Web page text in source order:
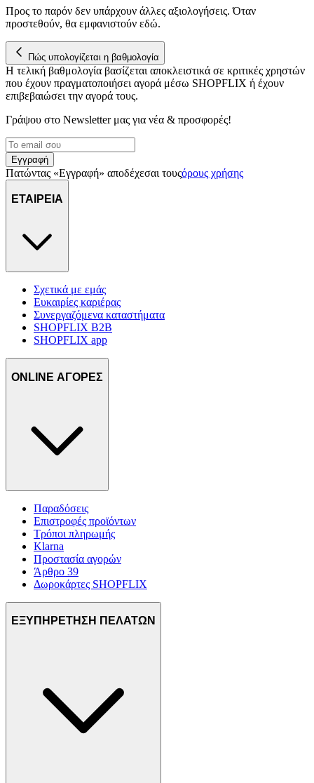
Προς το παρόν δεν υπάρχουν άλλες αξιολογήσεις. Όταν
προστεθούν, θα εμφανιστούν εδώ.
Πώς υπολογίζεται η βαθμολογία
Η τελική βαθμολογία βασίζεται αποκλειστικά σε κριτικές χρηστών
που έχουν πραγματοποιήσει αγορά μέσω SHOPFLIX ή έχουν
επιβεβαιώσει την αγορά τους.
Γράψου στο Νewsletter μας για νέα & προσφορές!
Εγγραφή
Πατώντας «Εγγραφή» αποδέχεσαι τουςόρους χρήσης
ΕΤΑΙΡΕΙΑ
Σχετικά με εμάς
Ευκαιρίες καριέρας
Συνεργαζόμενα καταστήματα
SHOPFLIX B2B
SHOPFLIX app
ONLINE ΑΓΟΡΕΣ
Παραδόσεις
Επιστροφές προϊόντων
Τρόποι πληρωμής
Klarna
Προστασία αγορών
Άρθρο 39
Δωροκάρτες SHOPFLIX
ΕΞΥΠΗΡΕΤΗΣΗ ΠΕΛΑΤΩΝ